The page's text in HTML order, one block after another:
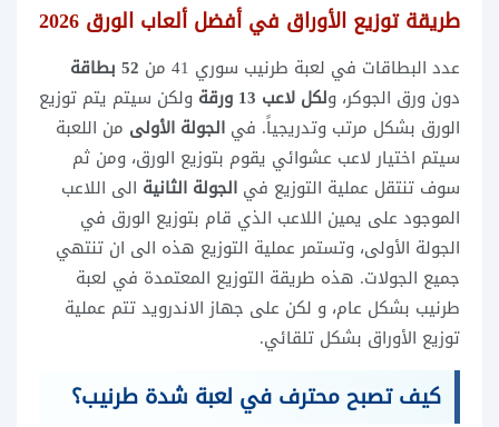
طريقة توزيع الأوراق في أفضل ألعاب الورق 2026
عدد البطاقات في لعبة طرنيب سوري 41 من
دون ورق الجوكر، ولكل لاعب 13 ورقة
ولكن سيتم يتم توزيع
الورق بشكل مرتب وتدريجياً. في الجولة الأولى من اللعبة
سيتم اختيار لاعب عشوائي يقوم بتوزيع الورق، ومن ثم
سوف تنتقل عملية التوزيع في الجولة الثانية الى اللاعب
الموجود على يمين اللاعب الذي قام بتوزيع الورق في
الجولة الأولى، وتستمر عملية التوزيع هذه الى ان تنتهي
جميع الجولات. هذه طريقة التوزيع المعتمدة في لعبة
طرنيب بشكل عام، و لكن على جهاز الاندرويد تتم عملية
توزيع الأوراق بشكل تلقائي.
كيف تصبح محترف في لعبة شدة طرنيب؟